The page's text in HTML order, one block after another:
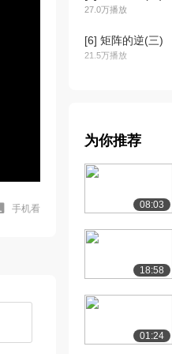
手机看
27.0万播放
[6] 矩阵的逆(三)
21.5万播放
[8] 矩阵法求向量
17.0万播放
[9] 奇异矩阵
14.4万播放
[11] 求解三元方
为你推荐
08:03
18:58
01:24